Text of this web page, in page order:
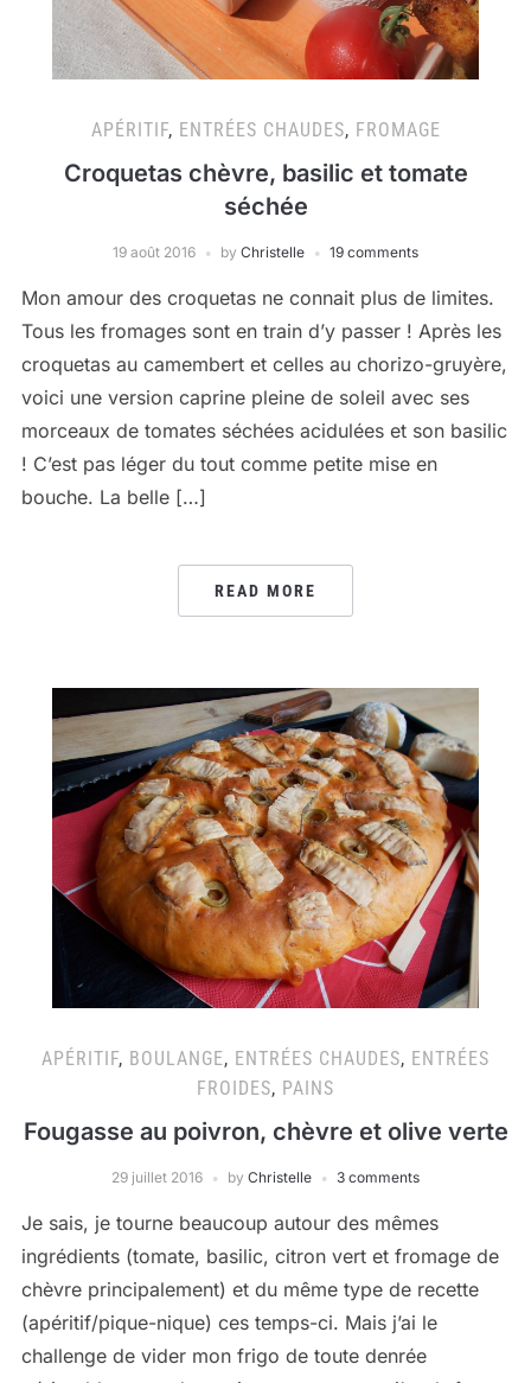
APÉRITIF, ENTRÉES CHAUDES, FROMAGE
Croquetas chèvre, basilic et tomate
séchée
19 août 2016 by Christelle 19 comments
Mon amour des croquetas ne connait plus de limites.
Tous les fromages sont en train d’y passer ! Après les
croquetas au camembert et celles au chorizo-gruyère,
voici une version caprine pleine de soleil avec ses
morceaux de tomates séchées acidulées et son basilic
! C’est pas léger du tout comme petite mise en
bouche. La belle […]
READ MORE
APÉRITIF, BOULANGE, ENTRÉES CHAUDES, ENTRÉES
FROIDES, PAINS
Fougasse au poivron, chèvre et olive verte
29 juillet 2016 by Christelle 3 comments
Je sais, je tourne beaucoup autour des mêmes
ingrédients (tomate, basilic, citron vert et fromage de
chèvre principalement) et du même type de recette
(apéritif/pique-nique) ces temps-ci. Mais j’ai le
challenge de vider mon frigo de toute denrée